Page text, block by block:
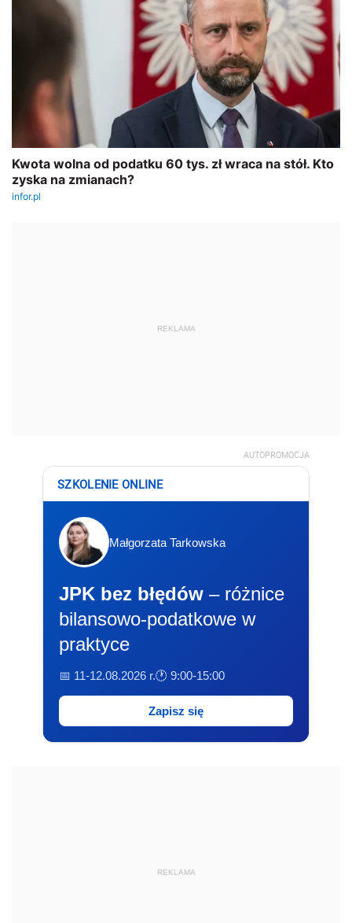
REKLAMA
AUTOPROMOCJA
SZKOLENIE ONLINE
Małgorzata Tarkowska
JPK bez błędów – różnice
bilansowo-podatkowe w
praktyce
📅 11-12.08.2026 r.🕐 9:00-15:00
Zapisz się
REKLAMA